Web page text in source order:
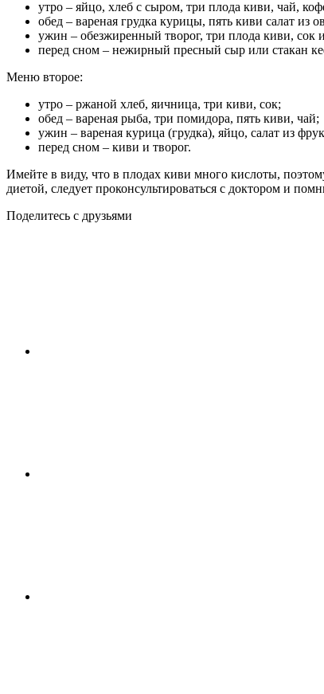
утро – яйцо, хлеб с сыром, три плода киви, чай,
обед – вареная грудка курицы, пять киви салат из
ужин – обезжиренный творог, три плода киви, сок
перед сном – нежирный пресный сыр или стакан
Меню второе:
утро – ржаной хлеб, яичница, три киви, сок;
обед – вареная рыба, три помидора, пять киви, чай;
ужин – вареная курица (грудка), яйцо, салат из
перед сном – киви и творог.
Имейте в виду, что в плодах киви много кислоты,
диетой, следует проконсультироваться с доктором и
Поделитесь с друзьями